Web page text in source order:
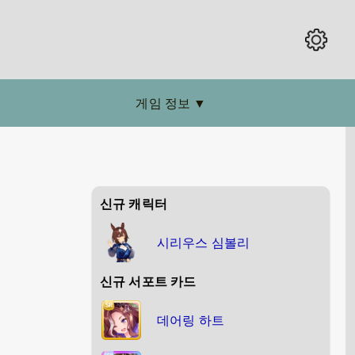
게임 정보 ▼
신규 캐릭터
시리우스 심볼리
신규 서포트 카드
데어링 하트